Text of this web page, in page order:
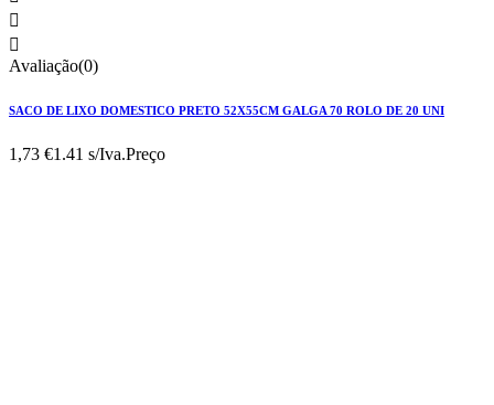


Avaliação(0)
SACO DE LIXO DOMESTICO PRETO 52X55CM GALGA 70 ROLO DE 20 UNI
1,73 €1.41 s/Iva.Preço